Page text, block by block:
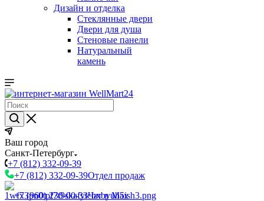
Дизайн и отделка
Стеклянные двери
Двери для душа
Стеновые панели
Натуральный
камень
Ваш город
Санкт-Петербург
+7 (812) 332-09-39
+7 (812) 332-09-39Отдел продаж
+7 (960) 230-00-33Чат в Max